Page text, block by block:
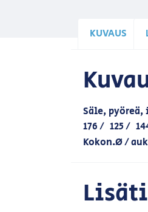
KUVAUS
Säle,
176 / 125 /
Kokon.Ø /